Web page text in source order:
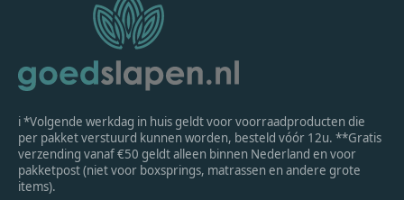
ℹ *Volgende werkdag in huis geldt voor voorraadproducten die
per pakket verstuurd kunnen worden, besteld vóór 12u. **Gratis
verzending vanaf €50 geldt alleen binnen Nederland en voor
pakketpost (niet voor boxsprings, matrassen en andere grote
items).